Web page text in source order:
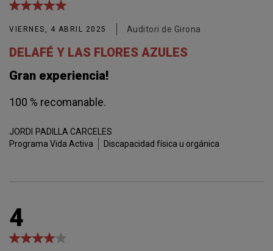
VIERNES, 4 ABRIL 2025 Auditori de Girona
DELAFÉ Y LAS FLORES AZULES
Gran experiencia!
100 % recomanable.
JORDI
PADILLA CARCELES
Programa Vida Activa
Discapacidad física u orgánica
4